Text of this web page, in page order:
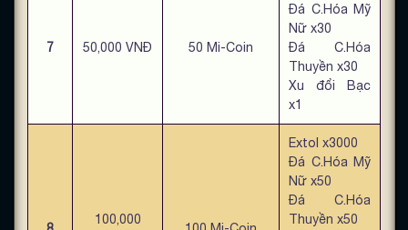
7 50,000 VNĐ 50 Mi-Coin
Đá C.Hóa Mỹ
Nữ x30
Đá C.Hóa
Thuyền x30
Xu đổi Bạc
x1
100,000
Extol x3000
Đá C.Hóa Mỹ
Nữ x50
Đá C.Hóa
Thuyền x50